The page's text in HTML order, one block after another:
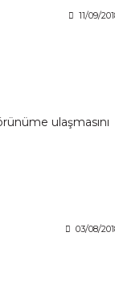
11/09/
ulaşmasını
03/08/